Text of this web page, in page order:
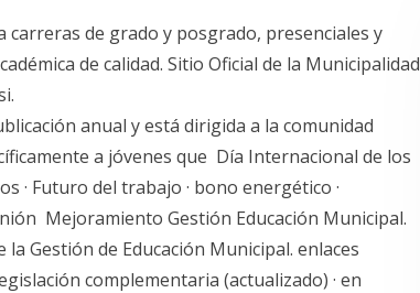
carreras de grado y posgrado, presenciales y
de calidad. Sitio Oficial de la Municipalidad
anual y está dirigida a la comunidad
a jóvenes que Día Internacional de los
· Futuro del trabajo · bono energético ·
Mejoramiento Gestión Educación Municipal.
Gestión de Educación Municipal. enlaces
complementaria (actualizado) · en